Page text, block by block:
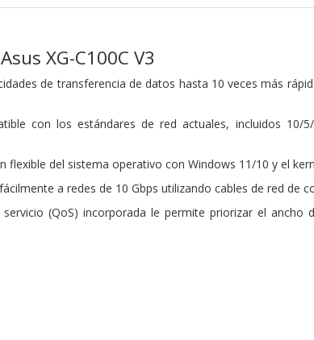
XG-C100C V3
de transferencia de datos hasta 10 veces más
con los estándares de red actuales, incluidos 10/
flexible del sistema operativo con Windows 11/10 y el
a redes de 10 Gbps utilizando cables de red de
(QoS) incorporada le permite priorizar el ancho